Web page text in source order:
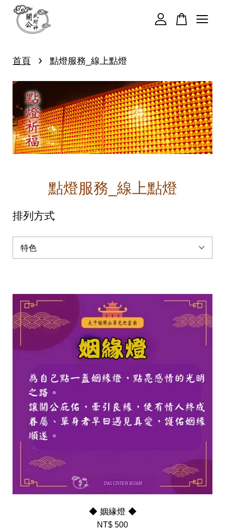
首頁 › 點燈服務_線上點燈
點燈服務_線上點燈
排列方式
◆ 姻緣燈 ◆
NT$ 500